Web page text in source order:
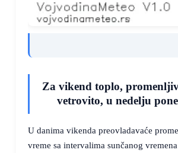
Za vikend toplo,
vetrovito, u nedelju
U danima vikenda preovladavaće
vreme sa intervalima sunčanog